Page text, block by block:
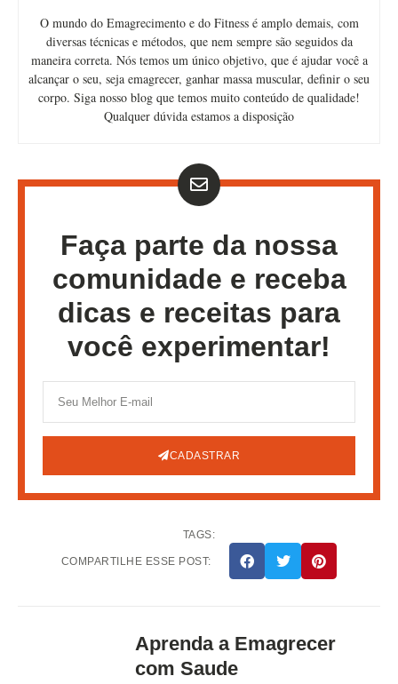
O mundo do Emagrecimento e do Fitness é amplo demais, com
diversas técnicas e métodos, que nem sempre são seguidos da
maneira correta. Nós temos um único objetivo, que é ajudar você a
alcançar o seu, seja emagrecer, ganhar massa muscular, definir o seu
corpo. Siga nosso blog que temos muito conteúdo de qualidade!
Qualquer dúvida estamos a disposição
Faça parte da nossa
comunidade e receba
dicas e receitas para
você experimentar!
CADASTRAR
TAGS:
COMPARTILHE ESSE POST:
Aprenda a Emagrecer
com Saude